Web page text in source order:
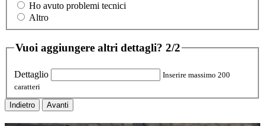
Ho avuto problemi tecnici
Altro
Vuoi aggiungere altri dettagli? 2/2
Dettaglio
Inserire massimo 200
caratteri
Indietro Avanti